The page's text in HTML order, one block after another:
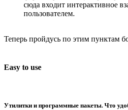
сюда входит интерактивное
пользователем.
Теперь пройдусь по этим пунктам
Easy to use
Утилитки и программные пакеты. Что